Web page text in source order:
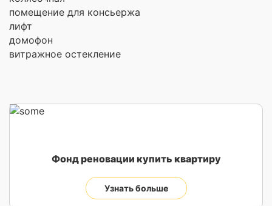
помещение для консьержа
лифт
домофон
витражное остекление
Фонд реновации купить квартиру
Узнать больше